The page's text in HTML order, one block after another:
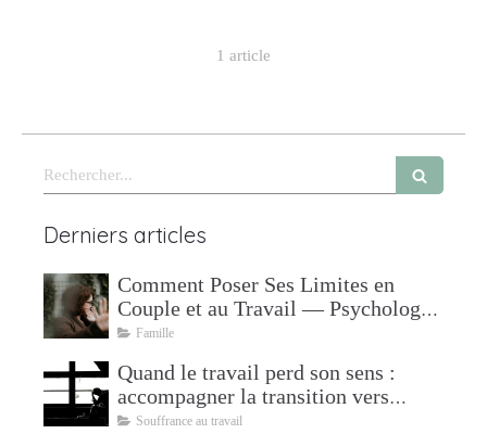
1 article
Rechercher
Derniers articles
Comment Poser Ses Limites en
Couple et au Travail — Psychologue
à Mudaison
Famille
Quand le travail perd son sens :
accompagner la transition vers
l'après
Souffrance au travail